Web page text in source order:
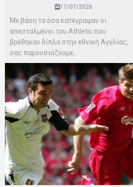
17/07/2026
Mε βάση τα όσα κατέγραψαν οι
απεσταλμένοι του Αthletic που
βρέθηκαν δίπλα στην εθνική Αγγλίας,
σας παρουσιάζουμε...